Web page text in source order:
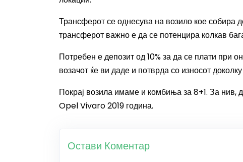
Трансферот се однесува на возило кое собира
трансферот важно е да се потенцира колкав
Потребен е депозит од 10% за да се плати при
возачот ќе ви даде и потврда со износот
Покрај возила имаме и комбиња за 8+1. За
Opel Vivaro 2019 година.
Остави Коментар